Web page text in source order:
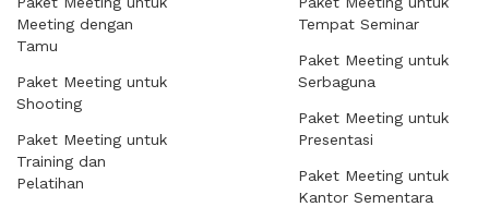
Meeting dengan
Tamu
Paket Meeting untuk
Shooting
Paket Meeting untuk
Training dan
Pelatihan
Tempat Seminar
Paket Meeting untuk
Serbaguna
Paket Meeting untuk
Presentasi
Paket Meeting untuk
Kantor Sementara